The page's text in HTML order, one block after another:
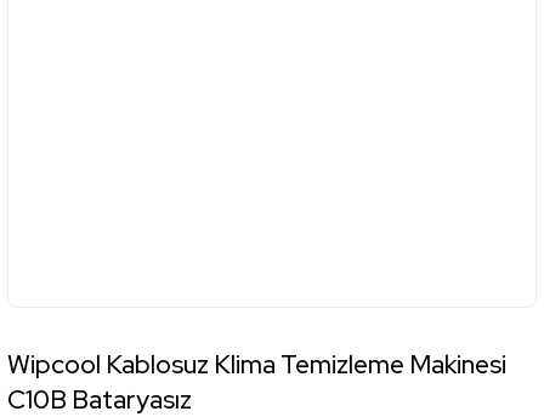
Wipcool Kablosuz Klima Temizleme Makinesi
C10B Bataryasız